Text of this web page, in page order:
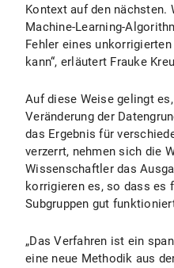
Kontext auf den nächsten.
Machine-Learning-
Fehler eines
kann“, erläutert Frauke
Auf diese Weise gelingt
Veränderung der
das Ergebnis für
verzerrt, nehmen sich die
Wissenschaftler das
korrigieren es, so dass es
Subgruppen gut
„Das Verfahren ist ein
eine neue Methodik aus